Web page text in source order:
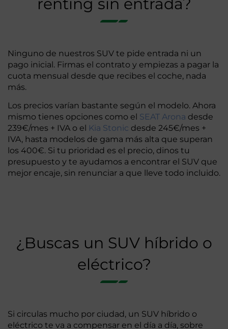
Ninguno de nuestros SUV te pide entrada ni un
pago inicial. Firmas el contrato y empiezas a pagar la
cuota mensual desde que recibes el coche, nada
más.
Los precios varían bastante según el modelo. Ahora
mismo tienes opciones como el SEAT Arona desde
239€/mes + IVA o el Kia Stonic desde 245€/mes +
IVA, hasta modelos de gama más alta que superan
los 400€. Si tu prioridad es el precio, dinos tu
presupuesto y te ayudamos a encontrar el SUV que
mejor encaje, sin renunciar a que lleve todo incluido.
¿Buscas un SUV híbrido o
eléctrico?
Si circulas mucho por ciudad, un SUV híbrido o
eléctrico te va a compensar en el día a día, sobre